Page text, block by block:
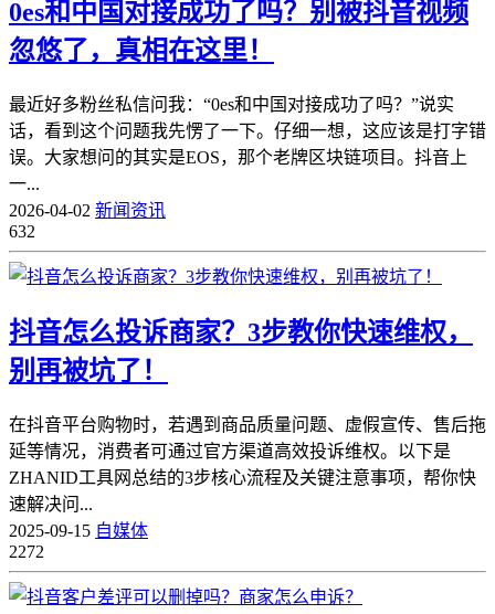
0es和中国对接成功了吗？别被抖音视频
忽悠了，真相在这里！
最近好多粉丝私信问我：“0es和中国对接成功了吗？”说实
话，看到这个问题我先愣了一下。仔细一想，这应该是打字错
误。大家想问的其实是EOS，那个老牌区块链项目。抖音上
一...
2026-04-02 新闻资讯
632
抖音怎么投诉商家？3步教你快速维权，
别再被坑了！
在抖音平台购物时，若遇到商品质量问题、虚假宣传、售后拖
延等情况，消费者可通过官方渠道高效投诉维权。以下是
ZHANID工具网总结的3步核心流程及关键注意事项，帮你快
速解决问...
2025-09-15 自媒体
2272